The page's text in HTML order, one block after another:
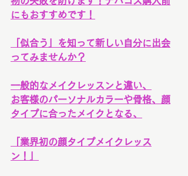
にもおすすめです！
「似合う」を知って新しい自分に出会
ってみませんか？
一般的なメイクレッスンと違い、
お客様のパーソナルカラーや骨格、顔
タイプに合ったメイクとなる、
「業界初の顔タイプメイクレッス
ン！」